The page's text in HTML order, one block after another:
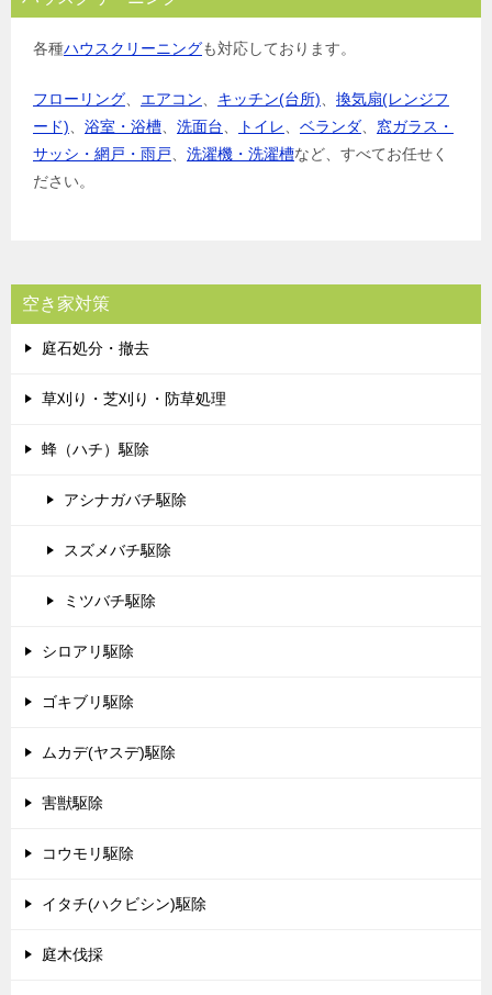
各種ハウスクリーニングも対応しております。
フローリング、 エアコン、 キッチン(台所)、 換気扇(レンジフ
ード)、 浴室・浴槽、 洗面台、 トイレ、 ベランダ、 窓ガラス・
サッシ・網戸・雨戸、 洗濯機・洗濯槽など、すべてお任せく
ださい。
空き家対策
庭石処分・撤去
草刈り・芝刈り・防草処理
蜂（ハチ）駆除
アシナガバチ駆除
スズメバチ駆除
ミツバチ駆除
シロアリ駆除
ゴキブリ駆除
ムカデ(ヤスデ)駆除
害獣駆除
コウモリ駆除
イタチ(ハクビシン)駆除
庭木伐採